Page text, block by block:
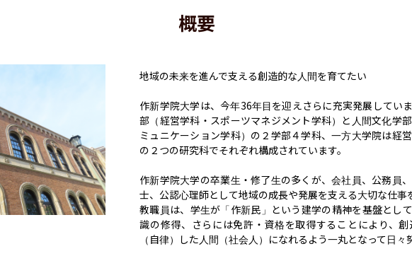
概要
地域の未来を進んで支える創造的な人間を育てたい
作新学院大学は、今年36年目を迎えさらに充実発展してい
部（経営学科・スポーツマネジメント学科）と人間文化学
ミュニケーション学科）の２学部４学科、一方大学院は経
の２つの研究科でそれぞれ構成されています。
作新学院大学の卒業生・修了生の多くが、会社員、公務員
士、公認心理師として地域の成長や発展を支える大切な仕事
教職員は、学生が「作新民」という建学の精神を基盤とし
識の修得、さらには免許・資格を取得することにより、
（自律）した人間（社会人）になれるよう一丸となって日々